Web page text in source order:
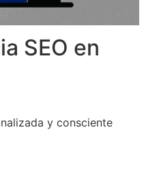
SEO en
y consciente